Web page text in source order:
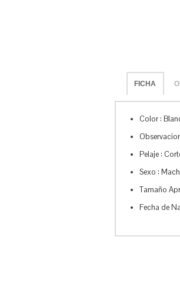
FICHA
Color :
Pelaje :
Sexo :
Tamaño
Fecha de